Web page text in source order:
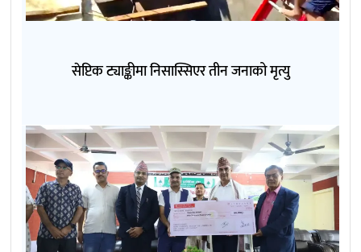
सेप्टिक ट्याङ्कीमा निसास्सिएर तीन जनाको मृत्यु